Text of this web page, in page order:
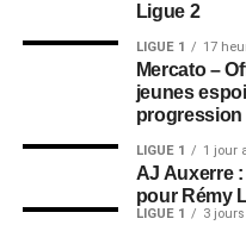
Ligue 2
LIGUE 1 17
Mercato –
jeunes
progression
LIGUE 1 1 jour
AJ Auxerre
pour Rémy
LIGUE 1 3